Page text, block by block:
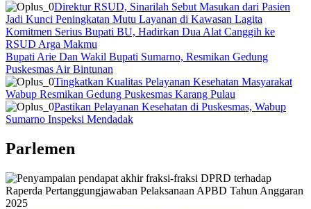
Direktur RSUD, Sinarilah Sebut Masukan dari Pasien
Jadi Kunci Peningkatan Mutu Layanan di Kawasan Lagita
Komitmen Serius Bupati BU, Hadirkan Dua Alat Canggih ke
RSUD Arga Makmu
Bupati Arie Dan Wakil Bupati Sumarno, Resmikan Gedung
Puskesmas Air Bintunan
Tingkatkan Kualitas Pelayanan Kesehatan Masyarakat
Wabup Resmikan Gedung Puskesmas Karang Pulau
Pastikan Pelayanan Kesehatan di Puskesmas, Wabup
Sumarno Inspeksi Mendadak
Parlemen